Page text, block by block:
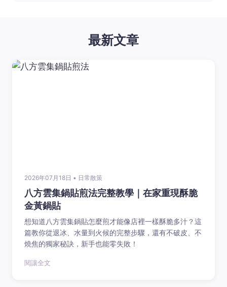
最新文章
2026年07月18日 • 日常散策
八方雲集鍋貼煎法完整教學｜在家重現酥脆
金黃鍋貼
想知道八方雲集鍋貼怎麼煎才能像店裡一樣酥脆多汁？這
篇教你從退冰、水量到火候的完整步驟，還有不破皮、不
燒焦的獨家秘訣，新手也能零失敗！
閱讓全文